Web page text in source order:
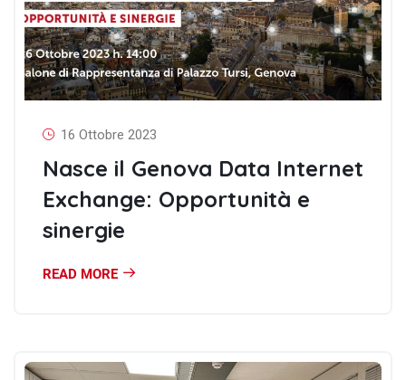
16 Ottobre 2023
Nasce il Genova Data Internet
Exchange: Opportunità e
sinergie
READ MORE